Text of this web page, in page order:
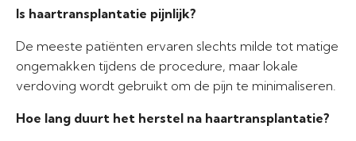
Is haartransplantatie pijnlijk?
De meeste patiënten ervaren slechts milde tot matige
ongemakken tijdens de procedure, maar lokale
verdoving wordt gebruikt om de pijn te minimaliseren.
Hoe lang duurt het herstel na haartransplantatie?